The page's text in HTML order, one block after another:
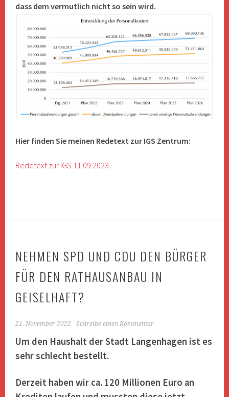
dass dem vermutlich nicht so sein wird.
Hier finden Sie meinen Redetext zur IGS Zentrum:
Redetext zur IGS 11.09.2023
NEHMEN SPD UND CDU DEN BÜRGER
FÜR DEN RATHAUSANBAU IN
GEISELHAFT?
21. November 2022 Schreibe einen Kommentar
Um den Haushalt der Stadt Langenhagen ist es
sehr schlecht bestellt.
Derzeit haben wir ca. 120 Millionen Euro an